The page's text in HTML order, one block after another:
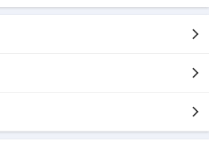
스턴 스포츠 칸 디젤 2.2 4WD 노블레